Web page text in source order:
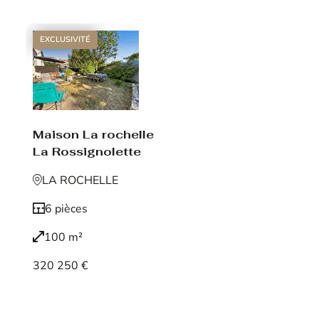
EXCLUSIVITÉ
Maison La rochelle
La Rossignolette
LA ROCHELLE
6 pièces
100 m²
320 250 €